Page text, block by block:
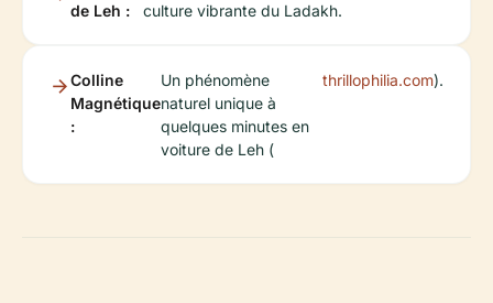
de Leh :
culture vibrante du Ladakh.
Colline
Magnétique
:
Un phénomène
naturel unique à
quelques minutes en
voiture de Leh (
thrillophilia.com).